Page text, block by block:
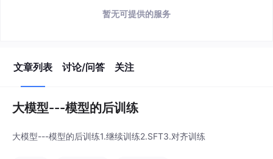
暂无可提供的服务
文章列表 讨论/问答 关注
大模型---模型的后训练
大模型---模型的后训练1.继续训练2.SFT3.对齐训练